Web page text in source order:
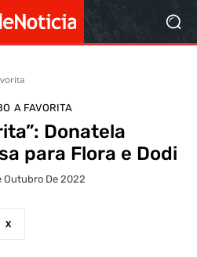
A FAVORITA
Donatela
para Flora e Dodi
Outubro De 2022
X